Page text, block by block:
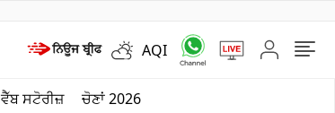
AQI
ਵੈੱਬ ਸਟੋਰੀਜ਼ ਚੋਣਾਂ 2026